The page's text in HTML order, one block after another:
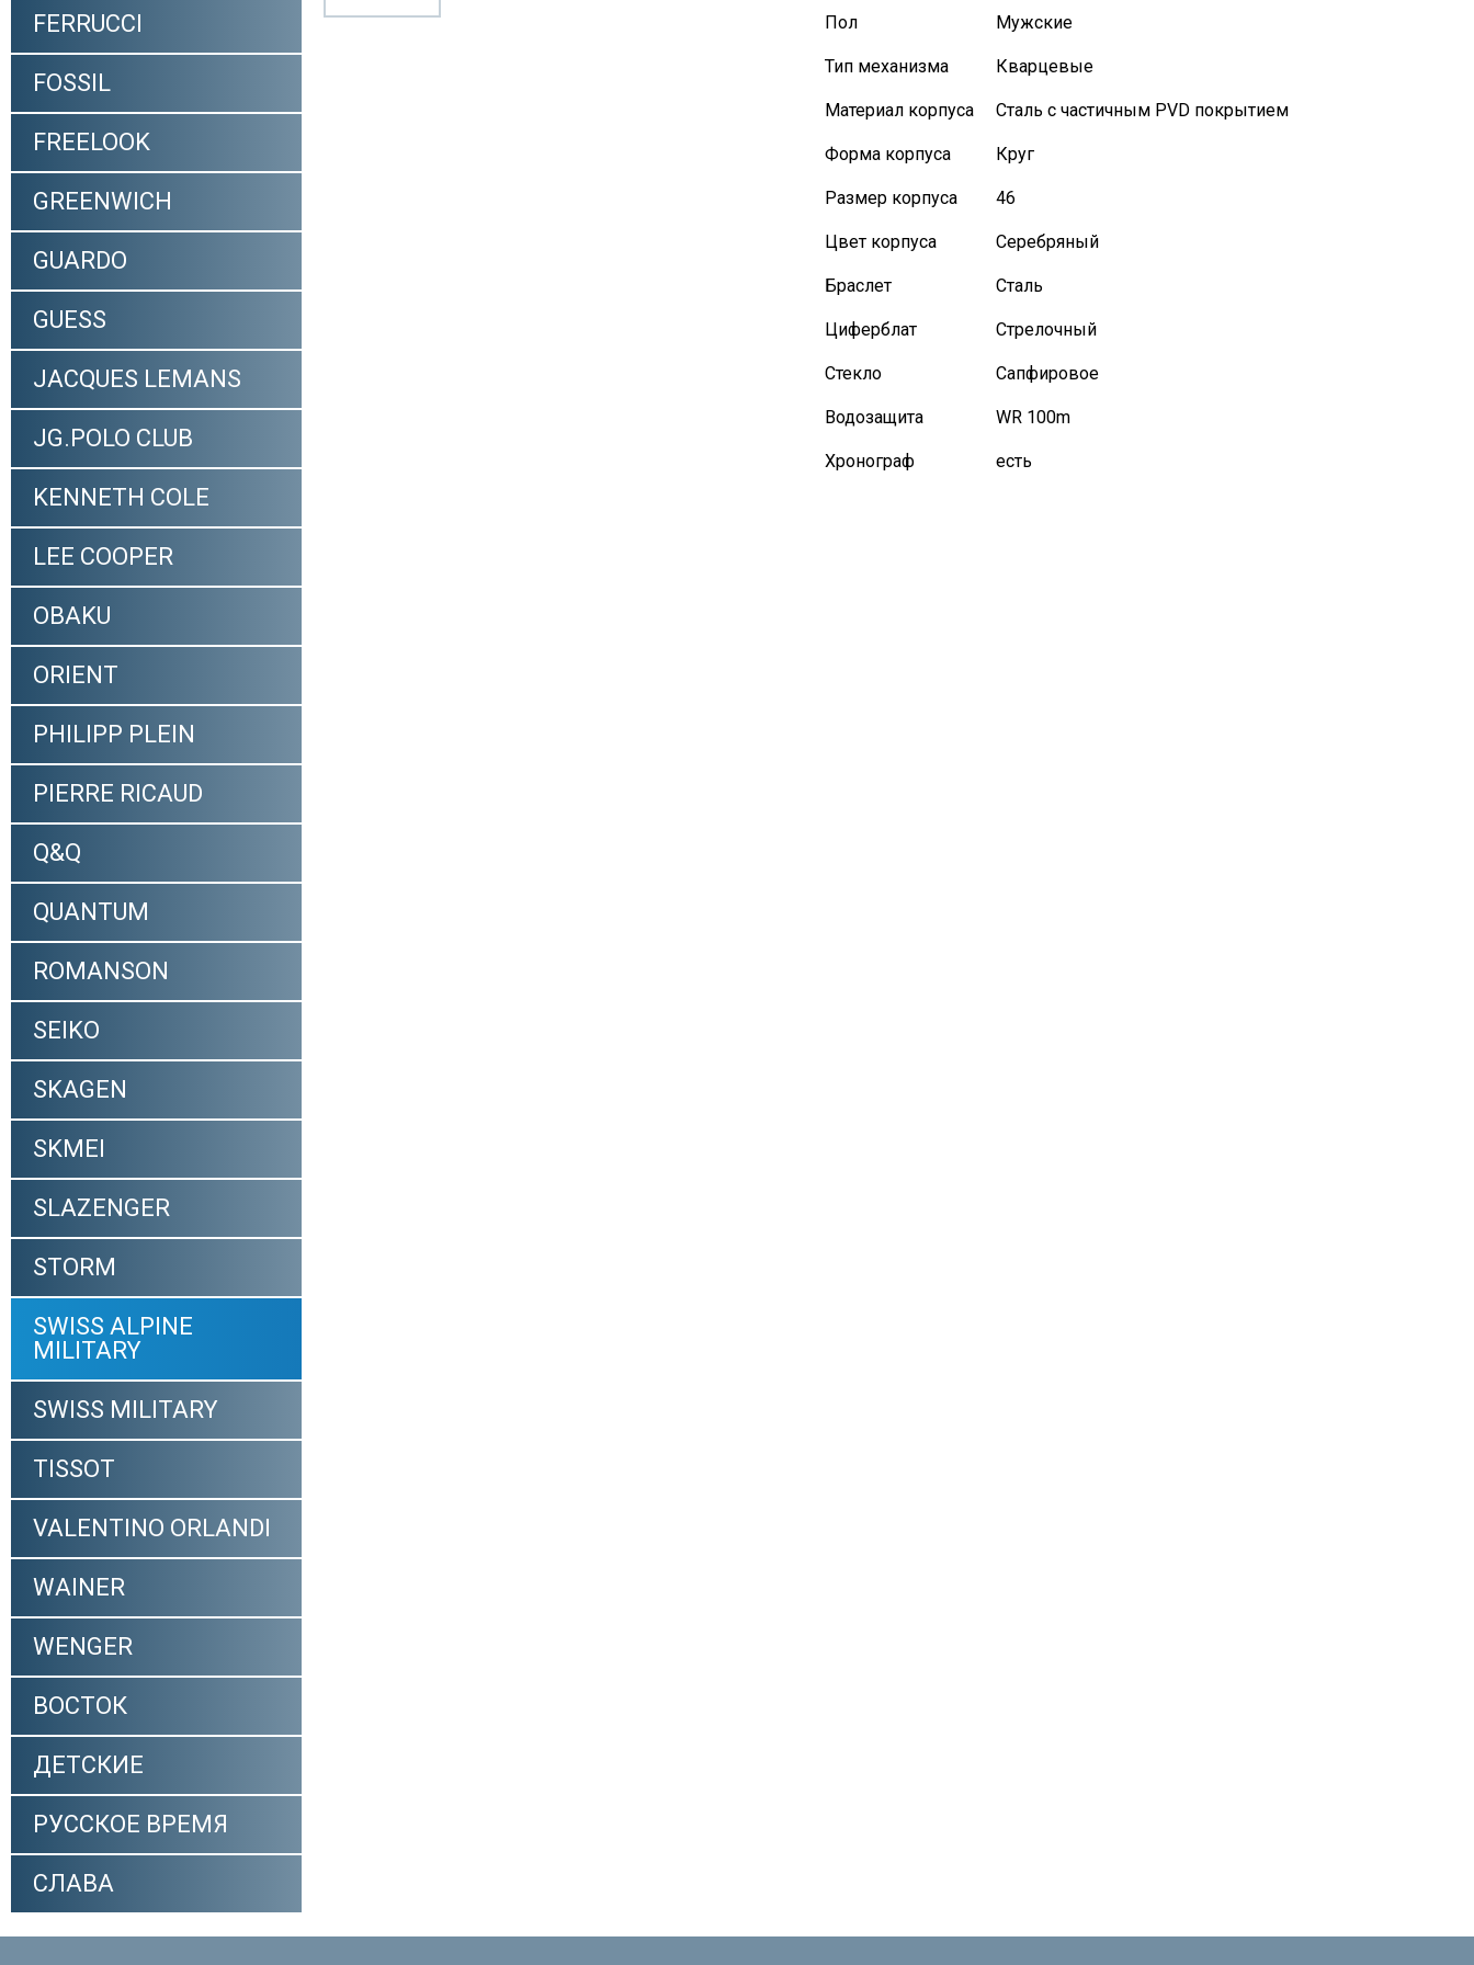
FERRUCCI
FOSSIL
FREELOOK
GREENWICH
GUARDO
GUESS
JACQUES LEMANS
JG.POLO CLUB
KENNETH COLE
LEE COOPER
OBAKU
ORIENT
PHILIPP PLEIN
PIERRE RICAUD
Q&Q
QUANTUM
ROMANSON
SEIKO
SKAGEN
SKMEI
SLAZENGER
STORM
SWISS ALPINE
MILITARY
SWISS MILITARY
TISSOT
VALENTINO ORLANDI
WAINER
WENGER
ВОСТОК
ДЕТСКИЕ
РУССКОЕ ВРЕМЯ
СЛАВА
Пол Мужские
Тип механизма Кварцевые
Материал корпуса Сталь с частичным PVD покрытием
Форма корпуса Круг
Размер корпуса 46
Цвет корпуса Серебряный
Браслет Сталь
Циферблат Стрелочный
Стекло Сапфировое
Водозащита WR 100m
Хронограф есть